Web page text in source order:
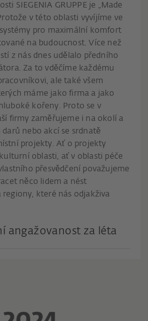
SIEGENIA GRUPPE je „Made
v této oblasti vyvíjíme ve
pro maximální komfort
na budoucnost. Více než
z nás dnes udělalo předního
Za to vděčíme každému
ale také všem
máme jako firma a jako
kořeny. Proto se v
firmy zaměřujeme i na okolí a
nebo akcí se srdnatě
projekty. Ať o projekty
oblasti, ať v oblasti péče
přesvědčení považujeme
něco lidem a nést
regiony, které nás odjakživa
angažovanost za léta